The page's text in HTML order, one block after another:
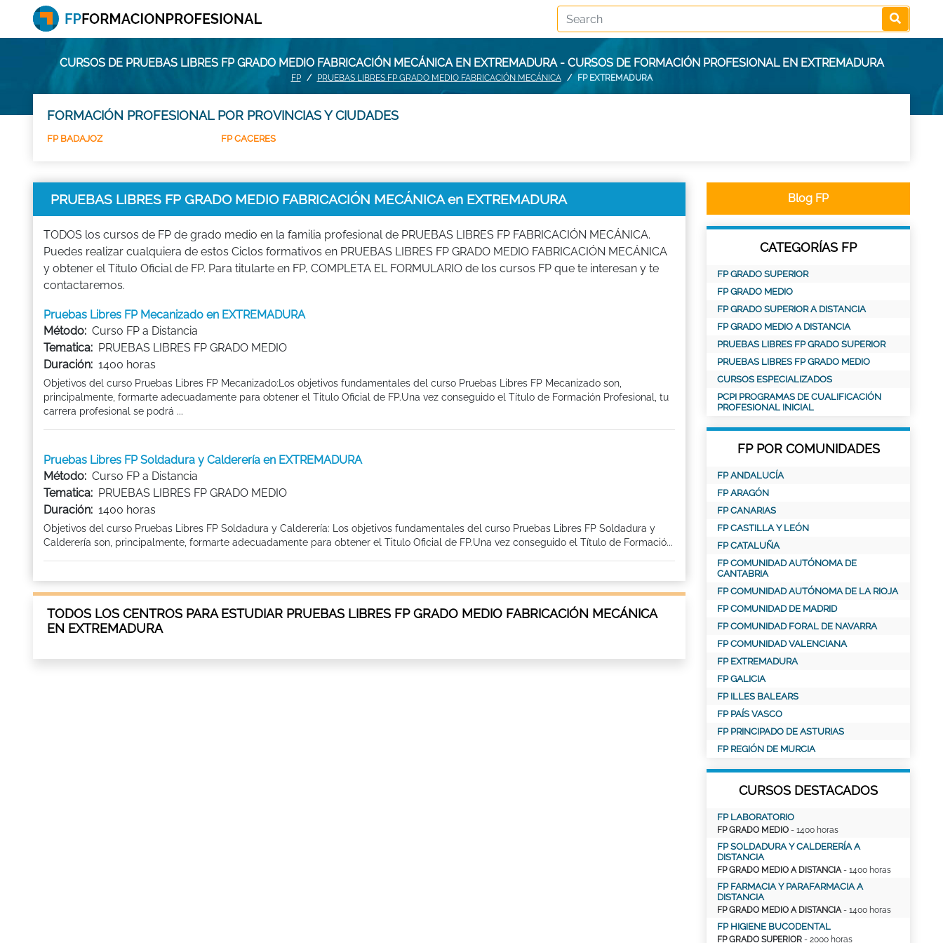
CURSOS DE PRUEBAS LIBRES FP GRADO MEDIO FABRICACIÓN MECÁNICA EN EXTREMADURA - CURSOS DE FORMACIÓN PROFESIONAL EN EXTREMADURA
FP PRUEBAS LIBRES FP GRADO MEDIO FABRICACIÓN MECÁNICA FP EXTREMADURA
FORMACIÓN PROFESIONAL POR PROVINCIAS Y CIUDADES
FP BADAJOZ FP CACERES
PRUEBAS LIBRES FP GRADO MEDIO FABRICACIÓN MECÁNICA en EXTREMADURA
TODOS los cursos de FP de grado medio en la familia profesional de PRUEBAS LIBRES FP FABRICACIÓN MECÁNICA.
Puedes realizar cualquiera de estos Ciclos formativos en PRUEBAS LIBRES FP GRADO MEDIO FABRICACIÓN MECÁNICA
y obtener el Título Oficial de FP. Para titularte en FP, COMPLETA EL FORMULARIO de los cursos FP que te interesan y te
contactaremos.
Pruebas Libres FP Mecanizado en EXTREMADURA
Método: Curso FP a Distancia
Tematica: PRUEBAS LIBRES FP GRADO MEDIO
Duración: 1400 horas
Objetivos del curso Pruebas Libres FP Mecanizado:Los objetivos fundamentales del curso Pruebas Libres FP Mecanizado son,
principalmente, formarte adecuadamente para obtener el Titulo Oficial de FP.Una vez conseguido el Título de Formación Profesional, tu
carrera profesional se podrá ...
Pruebas Libres FP Soldadura y Calderería en EXTREMADURA
Método: Curso FP a Distancia
Tematica: PRUEBAS LIBRES FP GRADO MEDIO
Duración: 1400 horas
Objetivos del curso Pruebas Libres FP Soldadura y Calderería: Los objetivos fundamentales del curso Pruebas Libres FP Soldadura y
Calderería son, principalmente, formarte adecuadamente para obtener el Titulo Oficial de FP.Una vez conseguido el Título de Formació...
TODOS LOS CENTROS PARA ESTUDIAR PRUEBAS LIBRES FP GRADO MEDIO FABRICACIÓN MECÁNICA
EN EXTREMADURA
Blog FP
CATEGORÍAS FP
FP GRADO SUPERIOR
FP GRADO MEDIO
FP GRADO SUPERIOR A DISTANCIA
FP GRADO MEDIO A DISTANCIA
PRUEBAS LIBRES FP GRADO SUPERIOR
PRUEBAS LIBRES FP GRADO MEDIO
CURSOS ESPECIALIZADOS
PCPI PROGRAMAS DE CUALIFICACIÓN
PROFESIONAL INICIAL
FP POR COMUNIDADES
FP ANDALUCÍA
FP ARAGÓN
FP CANARIAS
FP CASTILLA Y LEÓN
FP CATALUÑA
FP COMUNIDAD AUTÓNOMA DE
CANTABRIA
FP COMUNIDAD AUTÓNOMA DE LA RIOJA
FP COMUNIDAD DE MADRID
FP COMUNIDAD FORAL DE NAVARRA
FP COMUNIDAD VALENCIANA
FP EXTREMADURA
FP GALICIA
FP ILLES BALEARS
FP PAÍS VASCO
FP PRINCIPADO DE ASTURIAS
FP REGIÓN DE MURCIA
CURSOS DESTACADOS
FP LABORATORIO
FP GRADO MEDIO - 1400 horas
FP SOLDADURA Y CALDERERÍA A
DISTANCIA
FP GRADO MEDIO A DISTANCIA- 1400 horas
FP FARMACIA Y PARAFARMACIA A
DISTANCIA
FP GRADO MEDIO A DISTANCIA- 1400 horas
FP HIGIENE BUCODENTAL
FP GRADO SUPERIOR - 2000 horas